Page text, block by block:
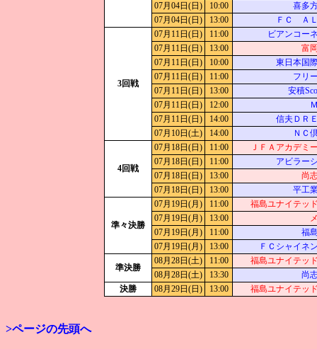
07月04日(日)
10:00
喜多
07月04日(日)
13:00 ＦＣ Ａ
3回戦
07月11日(日) 11:00
ビアンコー
07月11日(日)
13:00
富
07月11日(日)
10:00
東日本国
07月11日(日)
11:00
フリ
07月11日(日)
13:00
安積
07月11日(日)
12:00
07月11日(日)
14:00
信夫ＤＲ
07月10日(土)
14:00 ＮＣ
4回戦
07月18日(日) 11:00
ＪＦＡアカデミ
07月18日(日)
11:00
アビラー
07月18日(日)
13:00
尚
07月18日(日)
13:00 平工
準々決勝
07月19日(月) 11:00
福島ユナイテッ
07月19日(月)
13:00
07月19日(月)
11:00
福
07月19日(月)
13:00 ＦＣシャイネ
準決勝
08月28日(土) 11:00
福島ユナイテッ
08月28日(土)
13:30
尚
決勝
08月29日(日) 13:00 福島ユナイテッ
>ページの先頭へ